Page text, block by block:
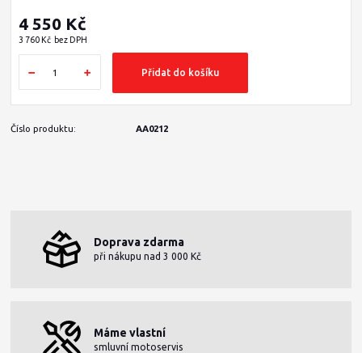
4 550 Kč
3 760 Kč bez DPH
Přidat do košíku
Číslo produktu: AA0212
Doprava zdarma
při nákupu nad 3 000 Kč
Máme vlastní
smluvní motoservis